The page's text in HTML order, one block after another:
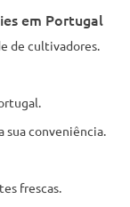
em Portugal
de cultivadores.
sua conveniência.
frescas.